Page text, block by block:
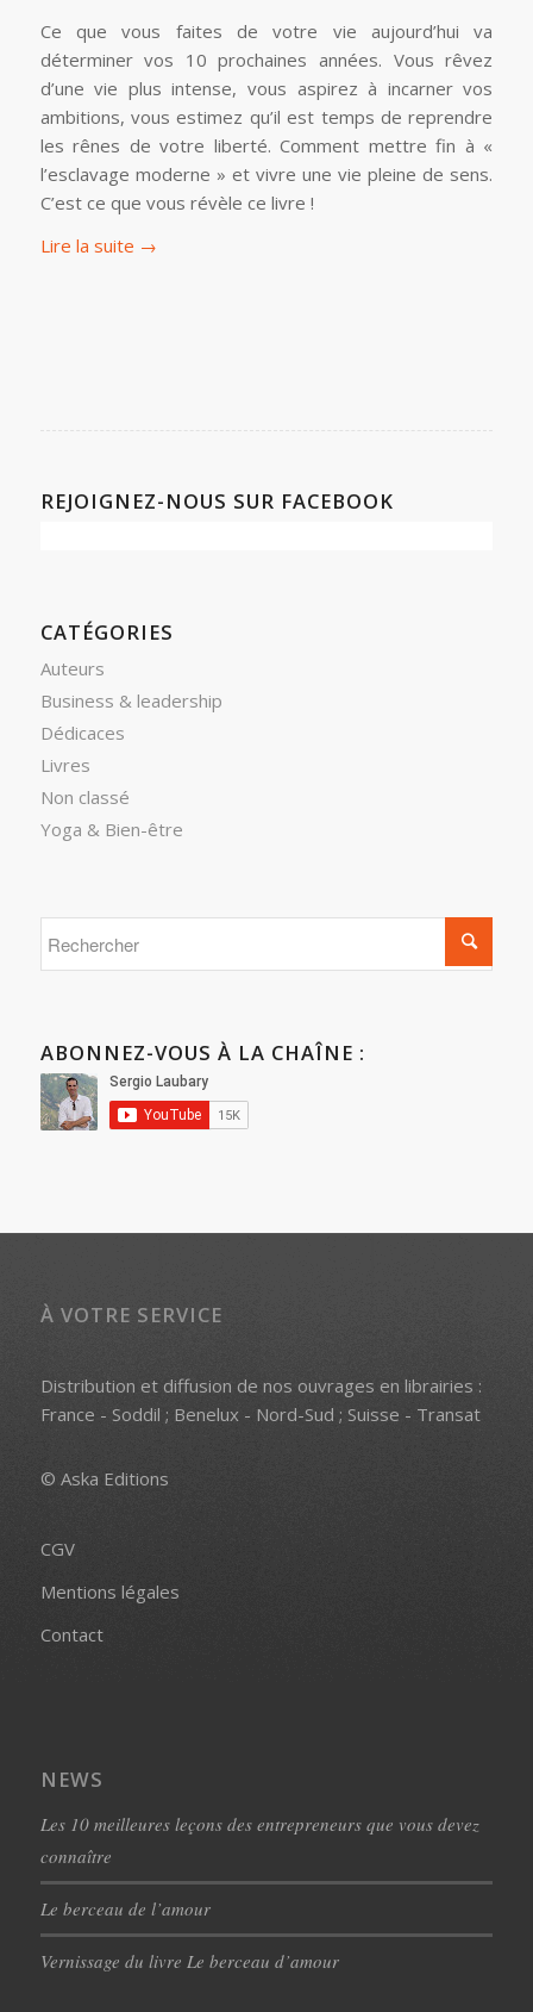
Ce que vous faites de votre vie aujourd’hui va
déterminer vos 10 prochaines années. Vous rêvez
d’une vie plus intense, vous aspirez à incarner vos
ambitions, vous estimez qu’il est temps de reprendre
les rênes de votre liberté. Comment mettre fin à «
l’esclavage moderne » et vivre une vie pleine de sens.
C’est ce que vous révèle ce livre !
Lire la suite →
REJOIGNEZ-NOUS SUR FACEBOOK
CATÉGORIES
Auteurs
Business & leadership
Dédicaces
Livres
Non classé
Yoga & Bien-être
ABONNEZ-VOUS À LA CHAÎNE :
À VOTRE SERVICE
Distribution et diffusion de nos ouvrages en librairies :
France - Soddil ; Benelux - Nord-Sud ; Suisse - Transat
© Aska Editions
CGV
Mentions légales
Contact
NEWS
Les 10 meilleures leçons des entrepreneurs que vous devez
connaître
Le berceau de l’amour
Vernissage du livre Le berceau d’amour